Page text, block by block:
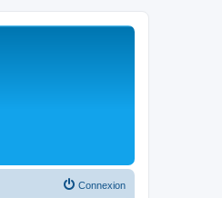
Connexion